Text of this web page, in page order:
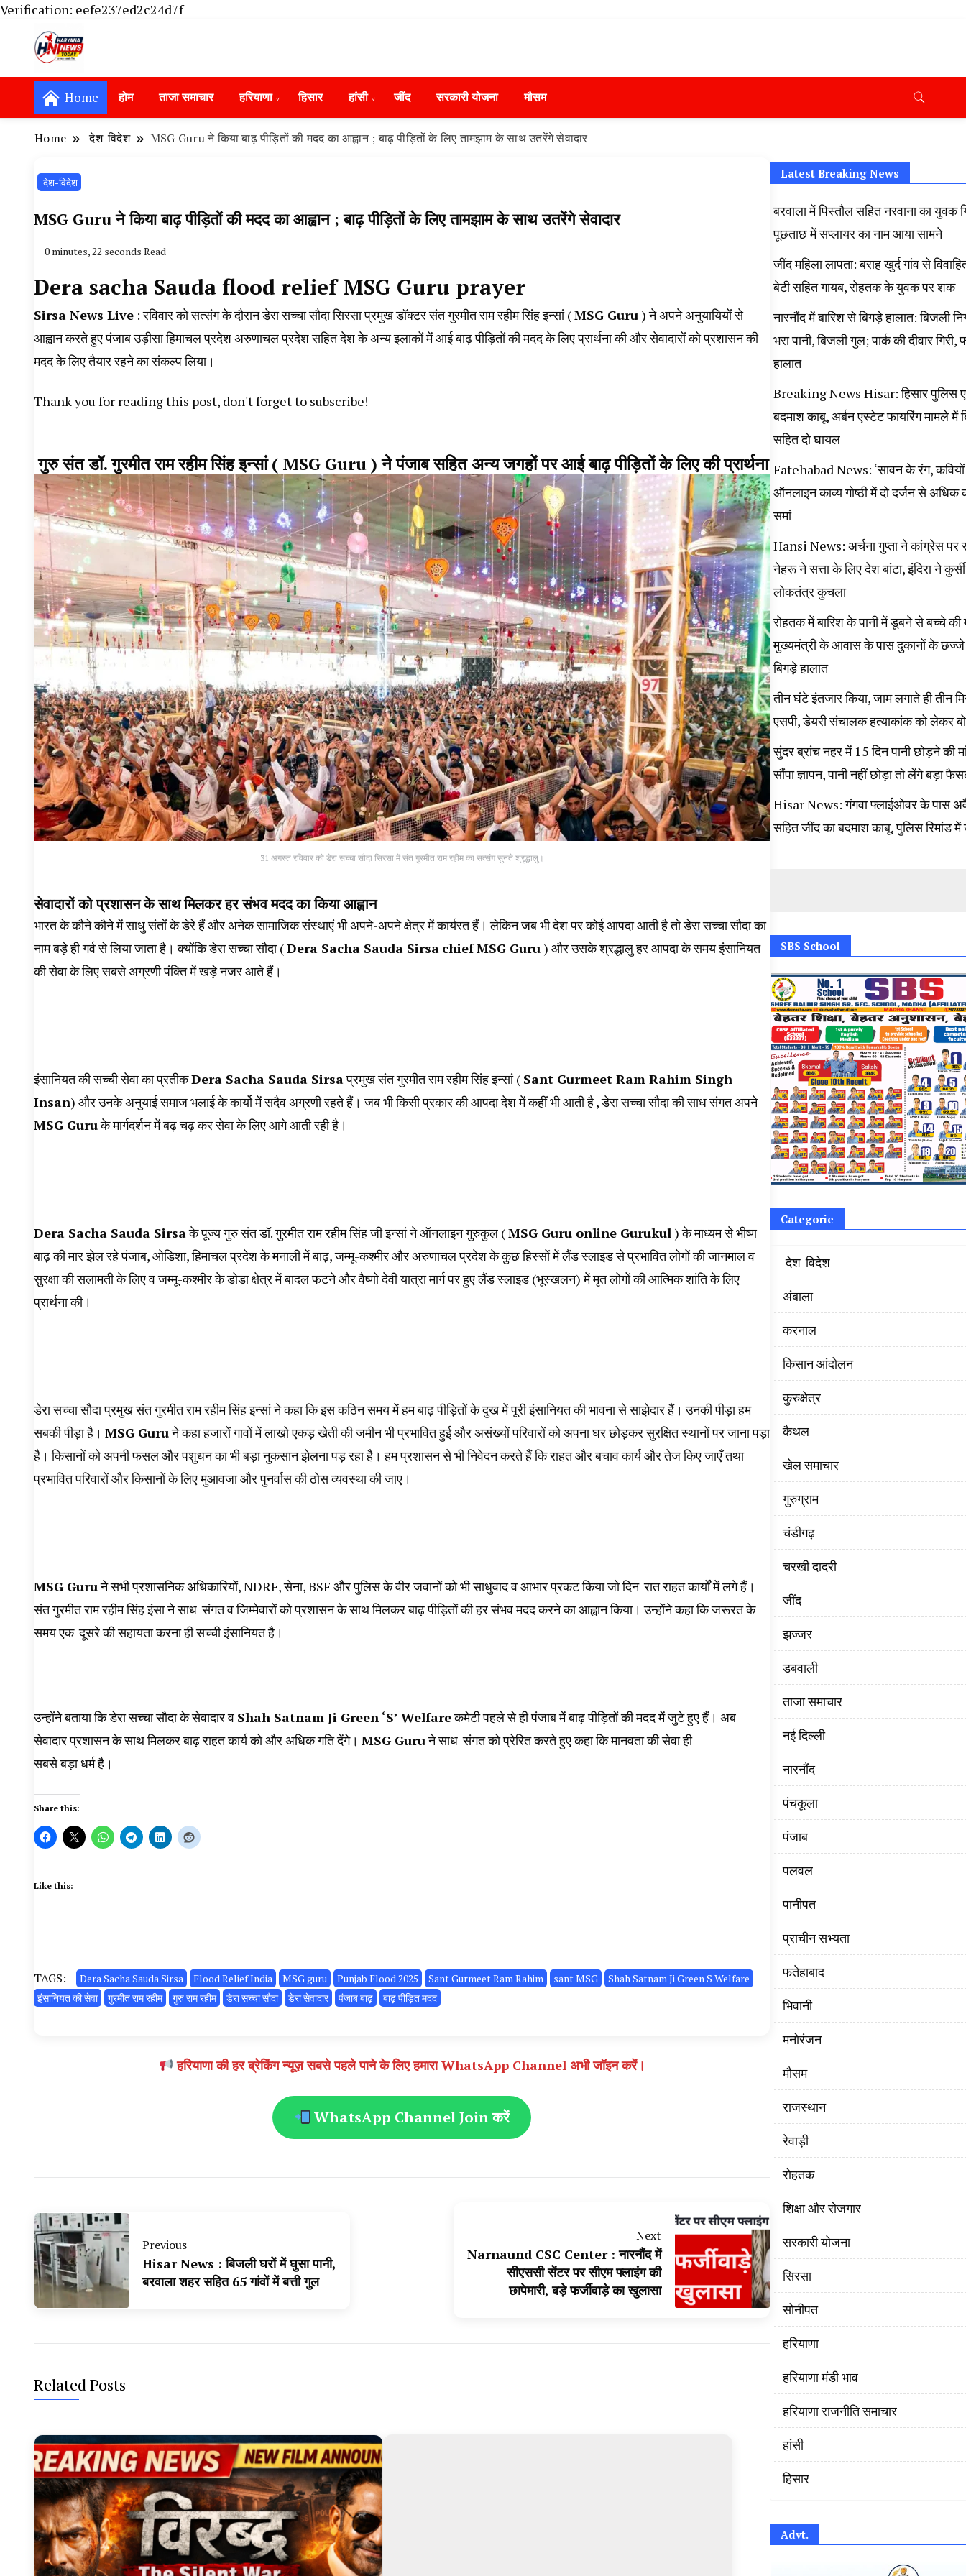
Verification: eefe237ed2c24d7f
Hansi News Today, Hisar Crime News Today, Narnaund News Live, Hansi News Live, Haryana ki Taaja Khabar, Haryana Crime News Today, Weather
Update in Haryana, Weather Alert in Haryana, Rain Alert in Haryana, Haryana Police Action, Haryana Porotet Update, Haryana Police Fir, Haryana
Portet Update News, Student Portest News, Kisan Protest News, AHN News, Abtak Haryana News,
Home होम ताजा समाचार हरियाणा हिसार हांसी ‌जींद सरकारी योजना मौसम
Home ‌ देश-विदेश MSG Guru ने किया बाढ़ पीड़ितों की मदद का आह्वान ; बाढ़ पीड़ितों के लिए तामझाम के साथ उतरेंगे सेवादार
‌ देश-विदेश
MSG Guru ने किया बाढ़ पीड़ितों की मदद का आह्वान ; बाढ़ पीड़ितों के लिए तामझाम के साथ उतरेंगे सेवादार
0 minutes, 22 seconds Read
Dera sacha Sauda flood relief MSG Guru prayer
Sirsa News Live : रविवार को सत्संग के दौरान डेरा सच्चा सौदा सिरसा प्रमुख डॉक्टर संत गुरमीत राम रहीम सिंह इन्सां (MSG Guru ) ने अपने अनुयायियों से
आह्वान करते हुए पंजाब उड़ीसा हिमाचल प्रदेश अरुणाचल प्रदेश सहित देश के अन्य इलाकों में आई बाढ़ पीड़ितों की मदद के लिए प्रार्थना की और सेवादारों को प्रशासन की
मदद के लिए तैयार रहने का संकल्प लिया।
Thank you for reading this post, don't forget to subscribe!
गुरु संत डॉ. गुरमीत राम रहीम सिंह इन्सां ( MSG Guru) ने पंजाब सहित अन्य जगहों पर आई बाढ़ पीड़ितों के लिए की प्रार्थना
31 अगस्त रविवार को डेरा सच्चा सौदा सिरसा में संत गुरमीत राम रहीम का सत्संग सुनते श्रृद्धालु।
सेवादारों को प्रशासन के साथ मिलकर हर संभव मदद का किया आह्वान
भारत के कौने कौने में साधु संतों के डेरे हैं और अनेक सामाजिक संस्थाएं भी अपने-अपने क्षेत्र में कार्यरत हैं। लेकिन जब भी देश पर कोई आपदा आती है तो डेरा सच्चा सौदा का
नाम बड़े ही गर्व से लिया जाता है। क्योंकि डेरा सच्चा सौदा (Dera Sacha Sauda Sirsa chiefMSG Guru ) और उसके श्रद्धालु हर आपदा के समय इंसानियत
की सेवा के लिए सबसे अग्रणी पंक्ति में खड़े नजर आते हैं।
इंसानियत की सच्ची सेवा का प्रतीकDera Sacha Sauda Sirsaप्रमुख संत गुरमीत राम रहीम सिंह इन्सां ( Sant Gurmeet Ram Rahim Singh
Insan) और उनके अनुयाई समाज भलाई के कार्यो में सदैव अग्रणी रहते हैं। जब भी किसी प्रकार की आपदा देश में कहीं भी आती है , डेरा सच्चा सौदा की साध संगत अपने
MSG Guruके मार्गदर्शन में बढ़ चढ़ कर सेवा के लिए आगे आती रही है।
Dera Sacha Sauda Sirsaके पूज्य गुरु संत डॉ. गुरमीत राम रहीम सिंह जी इन्सां ने ऑनलाइन गुरुकुल (MSG Guru online Gurukul ) के माध्यम से भीष्ण
बाढ़ की मार झेल रहे पंजाब, ओडिशा, हिमाचल प्रदेश के मनाली में बाढ़, जम्मू-कश्मीर और अरुणाचल प्रदेश के कुछ हिस्सों में लैंड स्लाइड से प्रभावित लोगों की जानमाल व
सुरक्षा की सलामती के लिए व जम्मू-कश्मीर के डोडा क्षेत्र में बादल फटने और वैष्णो देवी यात्रा मार्ग पर हुए लैंड स्लाइड (भूस्खलन) में मृत लोगों की आत्मिक शांति के लिए
प्रार्थना की।
डेरा सच्चा सौदा प्रमुख संत गुरमीत राम रहीम सिंह इन्सां ने कहा कि इस कठिन समय में हम बाढ़ पीड़ितों के दुख में पूरी इंसानियत की भावना से साझेदार हैं। उनकी पीड़ा हम
सबकी पीड़ा है। MSG Guruने कहा हजारों गावों में लाखो एकड़ खेती की जमीन भी प्रभावित हुई और असंख्यों परिवारों को अपना घर छोड़कर सुरक्षित स्थानों पर जाना पड़ा
है। किसानों को अपनी फसल और पशुधन का भी बड़ा नुकसान झेलना पड़ रहा है। हम प्रशासन से भी निवेदन करते हैं कि राहत और बचाव कार्य और तेज किए जाएँ तथा
प्रभावित परिवारों और किसानों के लिए मुआवजा और पुनर्वास की ठोस व्यवस्था की जाए।
MSG Guruने सभी प्रशासनिक अधिकारियों, NDRF, सेना, BSF और पुलिस के वीर जवानों को भी साधुवाद व आभार प्रकट किया जो दिन-रात राहत कार्यों में लगे हैं।
संत गुरमीत राम रहीम सिंह इंसा ने साध-संगत व जिम्मेवारों को प्रशासन के साथ मिलकर बाढ़ पीड़ितों की हर संभव मदद करने का आह्वान किया। उन्होंने कहा कि जरूरत के
समय एक-दूसरे की सहायता करना ही सच्ची इंसानियत है।
उन्होंने बताया कि डेरा सच्चा सौदा के सेवादार व Shah Satnam Ji Green ‘S’ Welfareकमेटी पहले से ही पंजाब में बाढ़ पीड़ितों की मदद में जुटे हुए हैं। अब
सेवादार प्रशासन के साथ मिलकर बाढ़ राहत कार्य को और अधिक गति देंगे। MSG Guruने साध-संगत को प्रेरित करते हुए कहा कि मानवता की सेवा ही
सबसे बड़ा धर्म है।
Share this:
Like this:
TAGS: Dera Sacha Sauda Sirsa Flood Relief India MSG guru Punjab Flood 2025 Sant Gurmeet Ram Rahim sant MSG
Shah Satnam Ji Green S Welfare
इंसानियत की सेवा
गुरमीत राम रहीम गुरु राम रहीम डेरा सच्चा सौदा डेरा सेवादार पंजाब बाढ़ बाढ़ पीड़ित मदद
हरियाणा की हर ब्रेकिंग न्यूज़ सबसे पहले पाने के लिए हमारा WhatsApp Channel अभी जॉइन करें।
WhatsApp Channel Join करें
Previous
Hisar News : बिजली घरों में घुसा पानी,
बरवाला शहर सहित 65 गांवों में बत्ती गुल
Next
Narnaund CSC Center : नारनौंद में
सीएससी सेंटर पर सीएम फ्लाइंग की
छापेमारी, बड़े फर्जीवाड़े का खुलासा
Related Posts
Latest Breaking News
बरवाला में पिस्तौल सहित नरवाना का युवक
पूछताछ में सप्लायर का नाम आया सामने
जींद महिला लापता: बराह खुर्द गांव से
बेटी सहित गायब, रोहतक के युवक पर शक
नारनौंद में बारिश से बिगड़े हालात: बिजली
भरा पानी, बिजली गुल; पार्क की दीवार
हालात
Breaking News Hisar: हिसार पुलिस
बदमाश काबू, अर्बन एस्टेट फायरिंग मामले में
सहित दो घायल
Fatehabad News: ‘सावन के रंग,
ऑनलाइन काव्य गोष्ठी में दो दर्जन से अधिक
समां
Hansi News: अर्चना गुप्ता ने कांग्रेस पर
नेहरू ने सत्ता के लिए देश बांटा, इंदिरा ने
लोकतंत्र कुचला
रोहतक में बारिश के पानी में डूबने से बच्चे की
मुख्यमंत्री के आवास के पास दुकानों के छज्जे
बिगड़े हालात
तीन घंटे इंतजार किया, जाम लगाते ही तीन
एसपी, डेयरी संचालक हत्याकांक को लेकर
सुंदर ब्रांच नहर में 15 दिन पानी छोड़ने की
सौंपा ज्ञापन, पानी नहीं छोड़ा तो लेंगे बड़ा
Hisar News: गंगवा फ्लाईओवर के पास
सहित जींद का बदमाश काबू, पुलिस रिमांड में
SBS School
Categorie
‌ देश-विदेश
अंबाला
करनाल
किसान आंदोलन
कुरुक्षेत्र
कैथल
खेल समाचार
गुरुग्राम
चंडीगढ़
चरखी दादरी
‌जींद
झज्जर
डबवाली
ताजा समाचार
नई दिल्ली
नारनौंद
पंचकूला
पंजाब
पलवल
पानीपत
प्राचीन सभ्यता
फतेहाबाद
भिवानी
मनोरंजन
मौसम
राजस्थान
रेवाड़ी
रोहतक
शिक्षा और रोजगार
सरकारी योजना
सिरसा
सोनीपत
हरियाणा
हरियाणा मंडी भाव
हरियाणा राजनीति समाचार
हांसी
हिसार
Advt.